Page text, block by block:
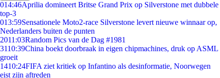
014:46Aprilia domineert Britse Grand Prix op Silverstone met dubbele
top-3
013:59Sensationele Moto2-race Silverstone levert nieuwe winnaar op,
Nederlanders buiten de punten
2011:03Random Pics van de Dag #1981
3110:39China boekt doorbraak in eigen chipmachines, druk op ASML
groeit
1410:24FIFA ziet kritiek op Infantino als desinformatie, Noorwegen
eist zijn aftreden